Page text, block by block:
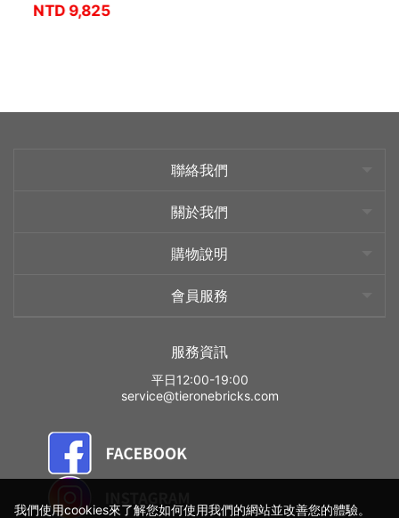
NTD9,825
聯絡我們
關於我們
購物說明
會員服務
服務資訊
平日12:00-19:00
service@tieronebricks.com
我們使用cookies來了解您如何使用我們的網站並改善您的體驗。